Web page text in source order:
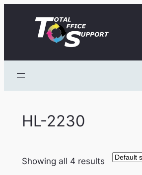
HL-2230
Showing all 4 results